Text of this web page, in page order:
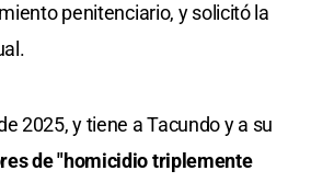
penitenciario, y solicitó la
2025, y tiene a Tacundo y a su
de "homicidio triplemente